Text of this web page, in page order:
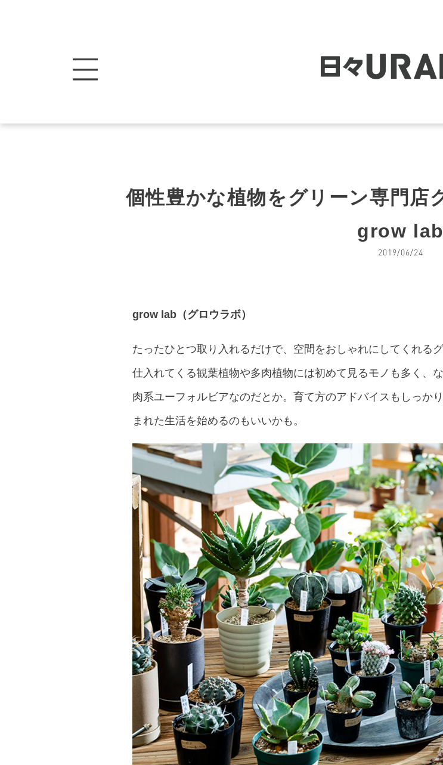
個性豊かな植物をグリーン専門店
grow lab
2019/06/24
grow lab（グロウラボ）
たったひとつ取り入れるだけで、空間をおしゃれにしてくれる
仕入れてくる観葉植物や多肉植物には初めて見るモノも多く、
肉系ユーフォルビアなのだとか。育て方のアドバイスもしっか
まれた生活を始めるのもいいかも。